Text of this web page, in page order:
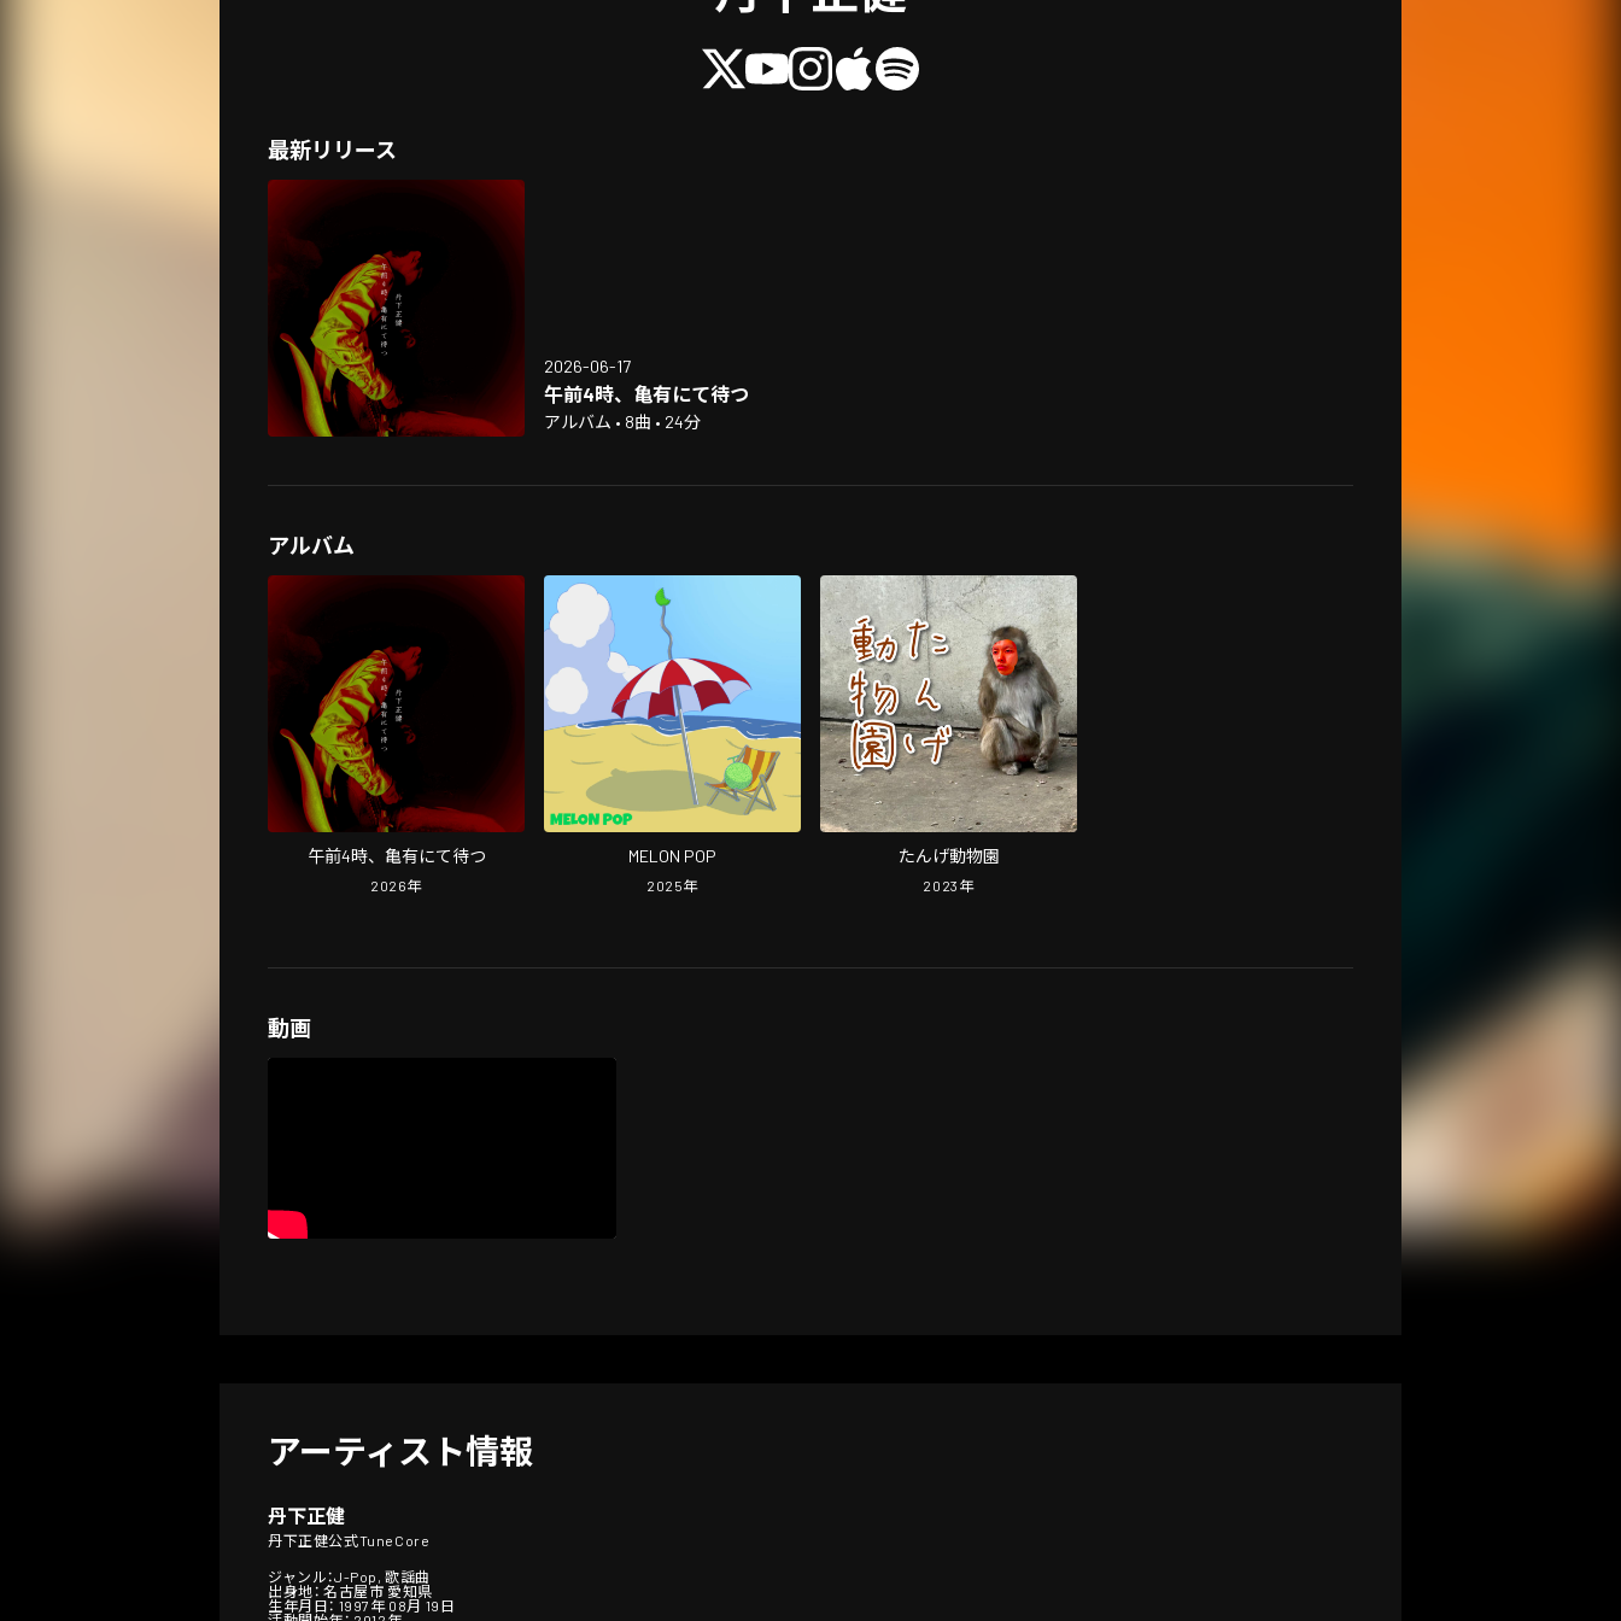
最新リリース
2026-06-17
午前4時、亀有にて待つ
アルバム • 8曲 • 24分
アルバム
午前4時、亀有にて待つ
2026年
MELON POP
2025年
たんげ動物園
2023 年
動画
アーティスト情報
丹下正健
丹下正健公式TuneCore
ジャンル：J-Pop, 歌謡曲
出身地： 名古屋市 愛知県
生年月日： 1997年 08月 19日